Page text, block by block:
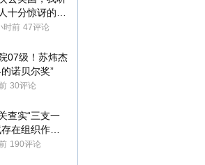
十分惊讶的消
时前 47评论
07级！苏炜杰
诺贝尔奖”
30评论
查实“三支一
在组织作弊
190评论